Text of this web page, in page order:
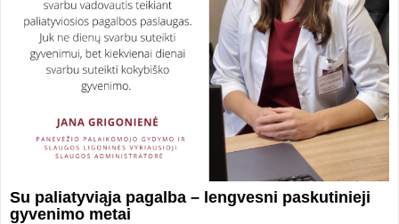
Su paliatyviąja pagalba – lengvesni paskutinieji
gyvenimo metai